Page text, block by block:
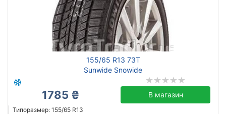
155/65 R13 73T
Sunwide Snowide
1785 ₴ В магазин
Типоразмер: 155/65 R13